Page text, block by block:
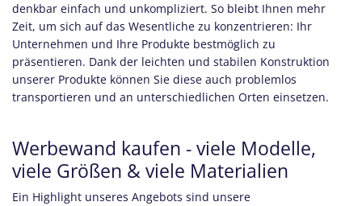
denkbar einfach und unkompliziert. So bleibt Ihnen mehr
Zeit, um sich auf das Wesentliche zu konzentrieren: Ihr
Unternehmen und Ihre Produkte bestmöglich zu
präsentieren. Dank der leichten und stabilen Konstruktion
unserer Produkte können Sie diese auch problemlos
transportieren und an unterschiedlichen Orten einsetzen.
Werbewand kaufen - viele Modelle,
viele Größen & viele Materialien
Ein Highlight unseres Angebots sind unsere